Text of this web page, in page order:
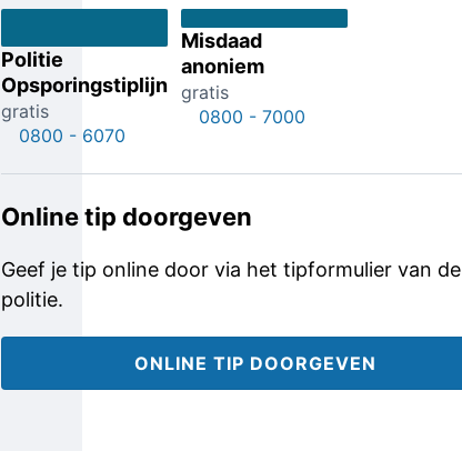
Politie
Opsporingstiplijn
gratis
0800 - 6070
Misdaad
anoniem
gratis
0800 - 7000
Online tip doorgeven
Geef je tip online door via het tipformulier van de
politie.
ONLINE TIP DOORGEVEN